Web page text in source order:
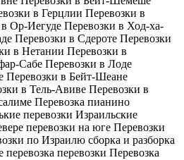
в Герцлии Перевозки в
Ор-Иегуде Перевозки в Ход-ха-
Перевозки в Сдероте Перевозки
в Нетании Перевозки в
Сабе Перевозки в Лоде
Перевозки в Бейт-Шеане
в Тель-Авиве Перевозки в
Перевозка пианино
перевозки Израильские
перевозки на юге Перевозки
по Израилю сборка и разборка
перевозка перевозки Перевозка